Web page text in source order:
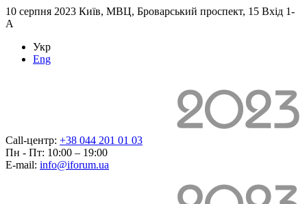
10 серпня 2023 Київ, МВЦ, Броварський проспект, 15 Вхід 1-
А
Укр
Eng
Call-центр: +38 044 201 01 03
Пн - Пт: 10:00 – 19:00
E-mail: info@iforum.ua